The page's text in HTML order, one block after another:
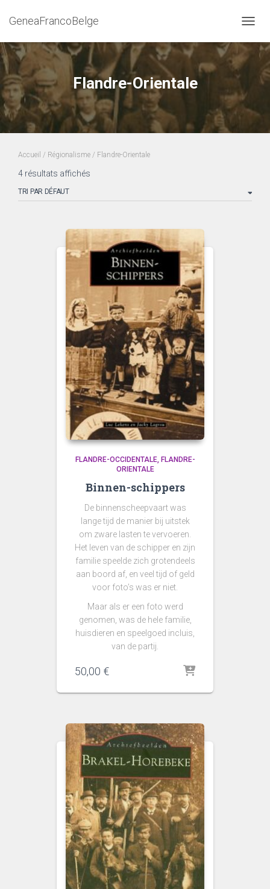
GeneaFrancoBelge
Flandre-Orientale
Accueil / Régionalisme / Flandre-Orientale
4 résultats affichés
FLANDRE-OCCIDENTALE
FLANDRE-
ORIENTALE
Binnen-schippers
De binnenscheepvaart was
lange tijd de manier bij uitstek
om zware lasten te vervoeren.
Het leven van de schipper en zijn
familie speelde zich grotendeels
aan boord af, en veel tijd of geld
voor foto’s was er niet.
Maar als er een foto werd
genomen, was de hele familie,
huisdieren en speelgoed incluis,
van de partij.
50,00 €